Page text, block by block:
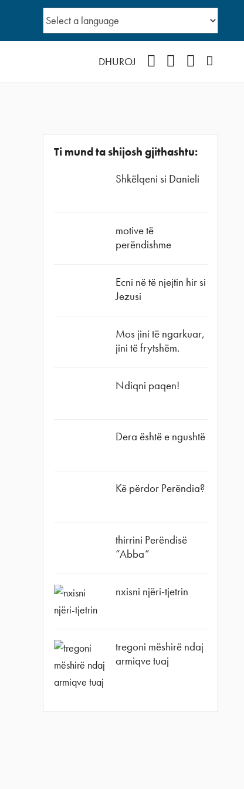
DHUROJ YouTubeInstagram
Ti mund ta shijosh gjithashtu:
Shkëlqeni si Danieli
motive të
perëndishme
Ecni në të njejtin hir si
Jezusi
Mos jini të ngarkuar,
jini të frytshëm.
Ndiqni paqen!
Dera është e ngushtë
Kë përdor Perëndia?
thirrini Perëndisë
“Abba”
nxisni njëri-tjetrin
tregoni mëshirë ndaj
armiqve tuaj